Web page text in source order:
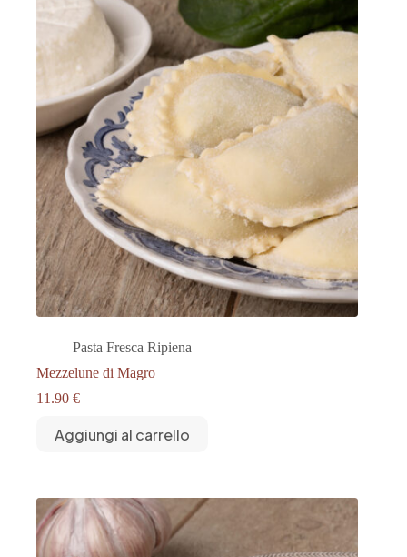
Pasta Fresca Ripiena
Mezzelune di Magro
11.90 €
Aggiungi al carrello